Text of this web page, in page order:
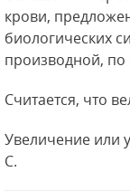
крови,
биологических
производной, по
Считается, что
Увеличение или
С.